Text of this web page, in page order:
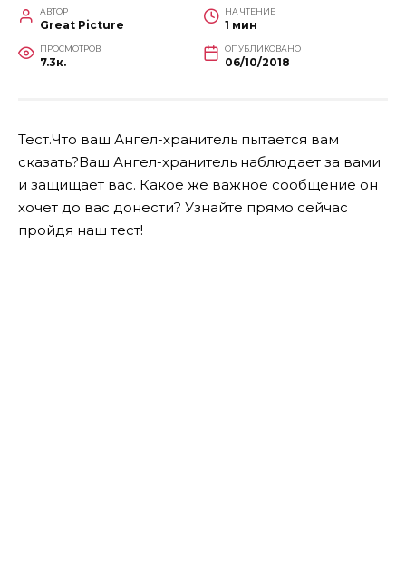
АВТОР
Great Picture
НА ЧТЕНИЕ
1 мин
ПРОСМОТРОВ
7.3к.
ОПУБЛИКОВАНО
06/10/2018
Тест.Что ваш Ангел-хранитель пытается вам
сказать?Ваш Ангел-хранитель наблюдает за вами
и защищает вас. Какое же важное сообщение он
хочет до вас донести? Узнайте прямо сейчас
пройдя наш тест!